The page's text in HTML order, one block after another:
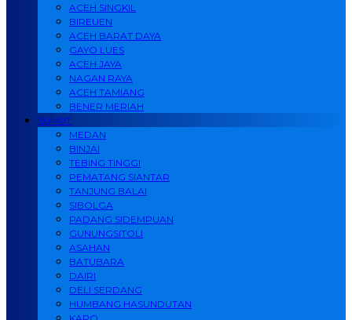
ACEH SINGKIL
BIREUEN
ACEH BARAT DAYA
GAYO LUES
ACEH JAYA
NAGAN RAYA
ACEH TAMIANG
BENER MERIAH
SUMUT
MEDAN
BINJAI
TEBING TINGGI
PEMATANG SIANTAR
TANJUNG BALAI
SIBOLGA
PADANG SIDEMPUAN
GUNUNGSITOLI
ASAHAN
BATUBARA
DAIRI
DELI SERDANG
HUMBANG HASUNDUTAN